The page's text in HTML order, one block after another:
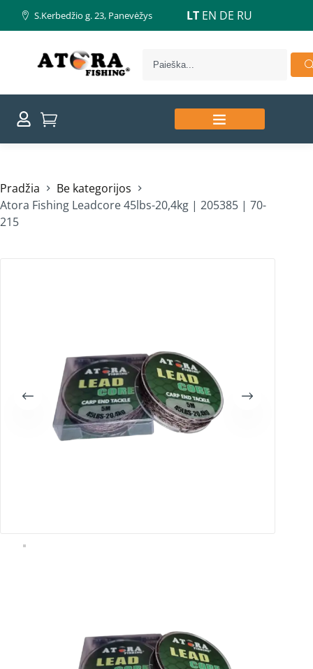
S.Kerbedžio g. 23, Panevėžys LT EN DE RU
Pradžia
Be kategorijos
Atora Fishing Leadcore 45lbs-20,4kg | 205385 | 70-
215